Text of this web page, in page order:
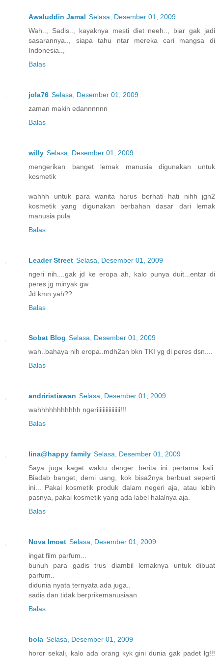
Awaluddin Jamal Selasa, Desember 01, 2009
Wah.., Sadis.., kayaknya mesti diet neeh.., biar gak jadi
sasarannya.., siapa tahu ntar mereka cari mangsa di
Indonesia..,
Balas
jola76 Selasa, Desember 01, 2009
zaman makin edannnnnn
Balas
willy Selasa, Desember 01, 2009
mengerikan banget lemak manusia digunakan untuk
kosmetik
wahhh untuk para wanita harus berhati hati nihh jgn2
kosmetik yang digunakan berbahan dasar dari lemak
manusia pula
Balas
Leader Street Selasa, Desember 01, 2009
ngeri nih....gak jd ke eropa ah, kalo punya duit...entar di
peres jg minyak gw
Jd kmn yah??
Balas
Sobat Blog Selasa, Desember 01, 2009
wah..bahaya nih eropa..mdh2an bkn TKI yg di peres dsn....
Balas
andriristiawan Selasa, Desember 01, 2009
wahhhhhhhhhhh ngeriiiiiiiiiiiiiiii!!!
Balas
lina@happy family Selasa, Desember 01, 2009
Saya juga kaget waktu denger berita ini pertama kali.
Biadab banget, demi uang, kok bisa2nya berbuat seperti
ini... Pakai kosmetik produk dalam negeri aja, atau lebih
pasnya, pakai kosmetik yang ada label halalnya aja.
Balas
Nova Imoet Selasa, Desember 01, 2009
ingat film parfum...
bunuh para gadis trus diambil lemaknya untuk dibuat
parfum..
didunia nyata ternyata ada juga..
sadis dan tidak berprikemanusiaan
Balas
bola Selasa, Desember 01, 2009
horor sekali, kalo ada orang kyk gini dunia gak padet lg!!!